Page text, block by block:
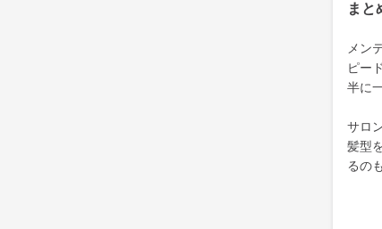
まと
メン
ピー
半に
サロ
髪型
るの